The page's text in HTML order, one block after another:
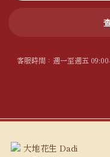
客服時間：週一至週五